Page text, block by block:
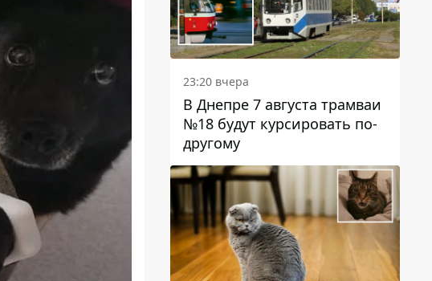
23:20 вчера
В Днепре 7 августа трамваи
№18 будут курсировать по-
другому